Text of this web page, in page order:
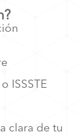
ISSSTE
clara de tu